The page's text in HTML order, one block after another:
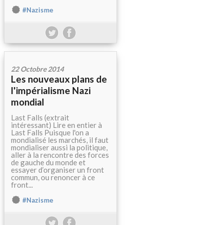
#Nazisme
22 Octobre 2014
Les nouveaux plans de
l'impérialisme Nazi
mondial
Last Falls (extrait
intéressant) Lire en entier à
Last Falls Puisque l'on a
mondialisé les marchés, il faut
mondialiser aussi la politique,
aller à la rencontre des forces
de gauche du monde et
essayer d’organiser un front
commun, ou renoncer à ce
front...
#Nazisme